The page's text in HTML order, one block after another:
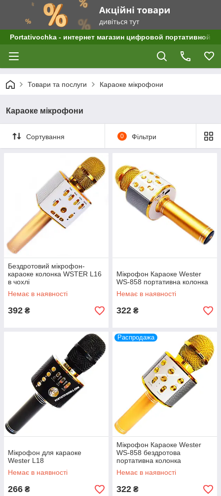
Portativochka - интернет магазин цифровой портативной
Товари та послуги Караоке мікрофони
Караоке мікрофони
Сортування 0 Фільтри
Бездротовий мікрофон-
караоке колонка WSTER L16
в чохлі
Немає в наявності
392 ₴
Мікрофон Караоке Wester
WS-858 портативна колонка
Немає в наявності
322 ₴
Мікрофон для караоке
Wester L18
Немає в наявності
266 ₴
Распродажа
Мікрофон Караоке Wester
WS-858 бездротова
портативна колонка
Немає в наявності
322 ₴